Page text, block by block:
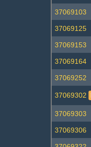
37069103
37069125
37069153
37069164
37069252
37069302
37069303
37069306